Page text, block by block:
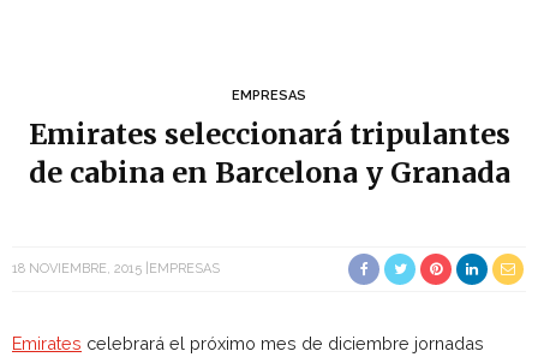
EMPRESAS
Emirates seleccionará tripulantes
de cabina en Barcelona y Granada
18 NOVIEMBRE, 2015 EMPRESAS
Emirates celebrará el próximo mes de diciembre jornadas